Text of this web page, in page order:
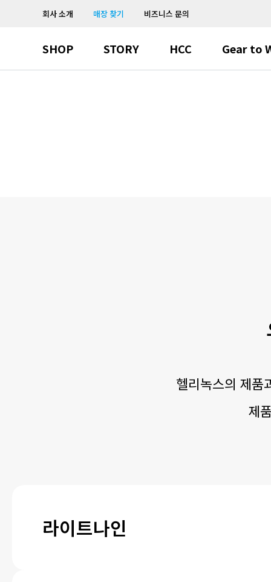
회사 소개 매장 찾기 비즈니스 문의
SHOP STORY HCC Gear to
헬리녹스의 제품
제
라이트나인